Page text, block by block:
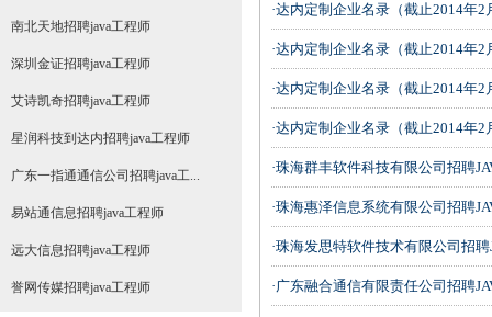
·达内定制企业名录（截止2014年
·达内定制企业名录（截止2014年
·达内定制企业名录（截止2014年
·达内定制企业名录（截止2014年
·珠海群丰软件科技有限公司招聘
·珠海惠泽信息系统有限公司招聘
·珠海发思特软件技术有限公司招
·广东融合通信有限责任公司招聘
南北天地招聘java工程师
深圳金证招聘java工程师
艾诗凯奇招聘java工程师
星润科技到达内招聘java工程师
广东一指通通信公司招聘java工...
易站通信息招聘java工程师
远大信息招聘java工程师
誉网传媒招聘java工程师